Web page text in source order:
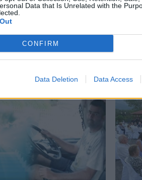
Data that Is Unrelated with the
CONFIRM
Data Deletion Data Access